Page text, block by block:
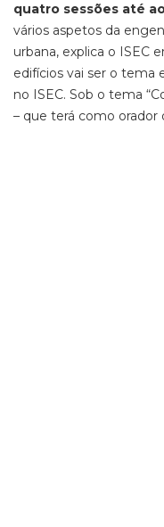
quatro sessões até
vários aspetos da
urbana, explica o ISEC
edifícios vai ser o tema
no ISEC. Sob o tema
– que terá como orador